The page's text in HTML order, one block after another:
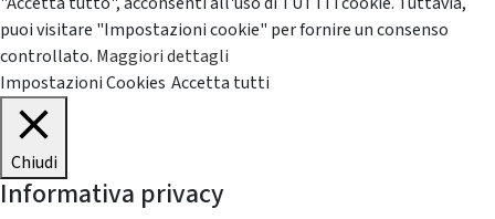
puoi visitare "Impostazioni cookie" per fornire un consenso
controllato. Maggiori dettagli
Impostazioni Cookies Accetta tutti
Chiudi
Informativa privacy